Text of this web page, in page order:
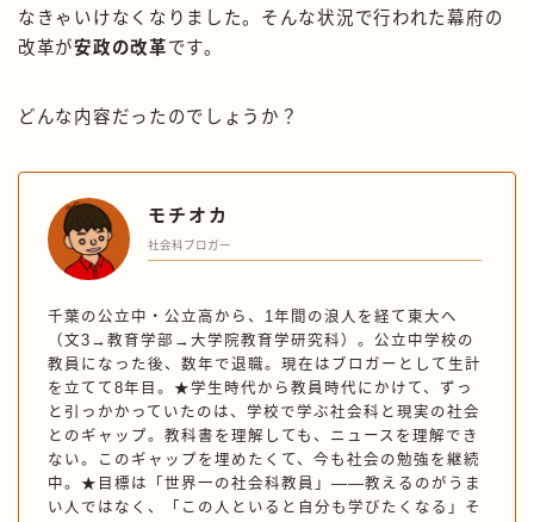
なきゃいけなくなりました。そんな状況で行われた幕府の
改革が安政の改革です。
どんな内容だったのでしょうか？
モチオカ
社会科ブロガー
千葉の公立中・公立高から、1年間の浪人を経て東大へ
（文3→教育学部→大学院教育学研究科）。公立中学校の
教員になった後、数年で退職。現在はブロガーとして生計
を立てて8年目。★学生時代から教員時代にかけて、ずっ
と引っかかっていたのは、学校で学ぶ社会科と現実の社会
とのギャップ。教科書を理解しても、ニュースを理解でき
ない。このギャップを埋めたくて、今も社会の勉強を継続
中。★目標は「世界一の社会科教員」——教えるのがうま
い人ではなく、「この人といると自分も学びたくなる」そ